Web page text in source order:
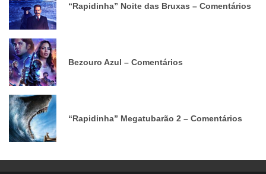
“Rapidinha” Noite das Bruxas – Comentários
Bezouro Azul – Comentários
“Rapidinha” Megatubarão 2 – Comentários